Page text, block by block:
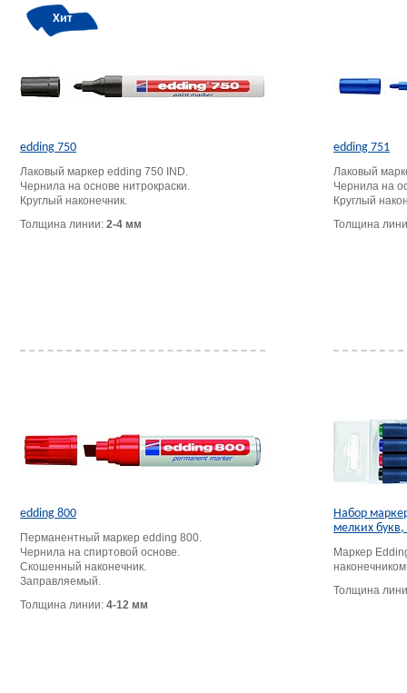
Хит
edding 750
Лаковый маркер edding 750 IND.
Чернила на основе нитрокраски.
Круглый наконечник.
Толщина линии: 2-4 мм
edding 751
Лаковый
Чернила на
Круглый
Толщина
edding 800
Перманентный маркер edding 800.
Чернила на спиртовой основе.
Скошенный наконечник.
Заправляемый.
Толщина линии: 4-12 мм
Набор
мелких
Маркер
Толщина